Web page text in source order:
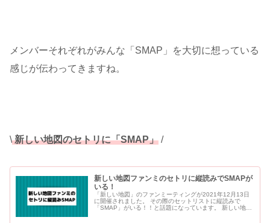
メンバーそれぞれがみんな「SMAP」を大切に想っている
感じが伝わってきますね。
\新しい地図のセトリに「SMAP」 /
新しい地図ファンミのセトリに縦読みでSMAPが
いる！
「新しい地図」のファンミーティングが2021年12月13日
に開催されました。 その際のセットリストに縦読みで
「SMAP」がいる！！と話題になっています。 新しい地図